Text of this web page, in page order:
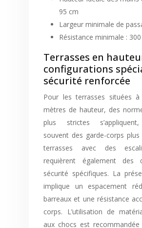
95 cm
Largeur minimale de
Résistance minimale :
Terrasses en
configurations
sécurité renforcée
Pour les terrasses situées
mètres de hauteur, des
plus strictes
souvent des garde-corps
terrasses avec des
requièrent également des
sécurité spécifiques. La
implique un espacement
barreaux et une résistance
corps. L’utilisation de
aux chocs est